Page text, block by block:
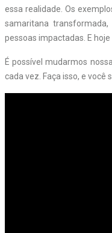
essa realidade. Os
samaritana
pessoas impactadas. E hoje
É possível mudarmos
cada vez. Faça isso, e você